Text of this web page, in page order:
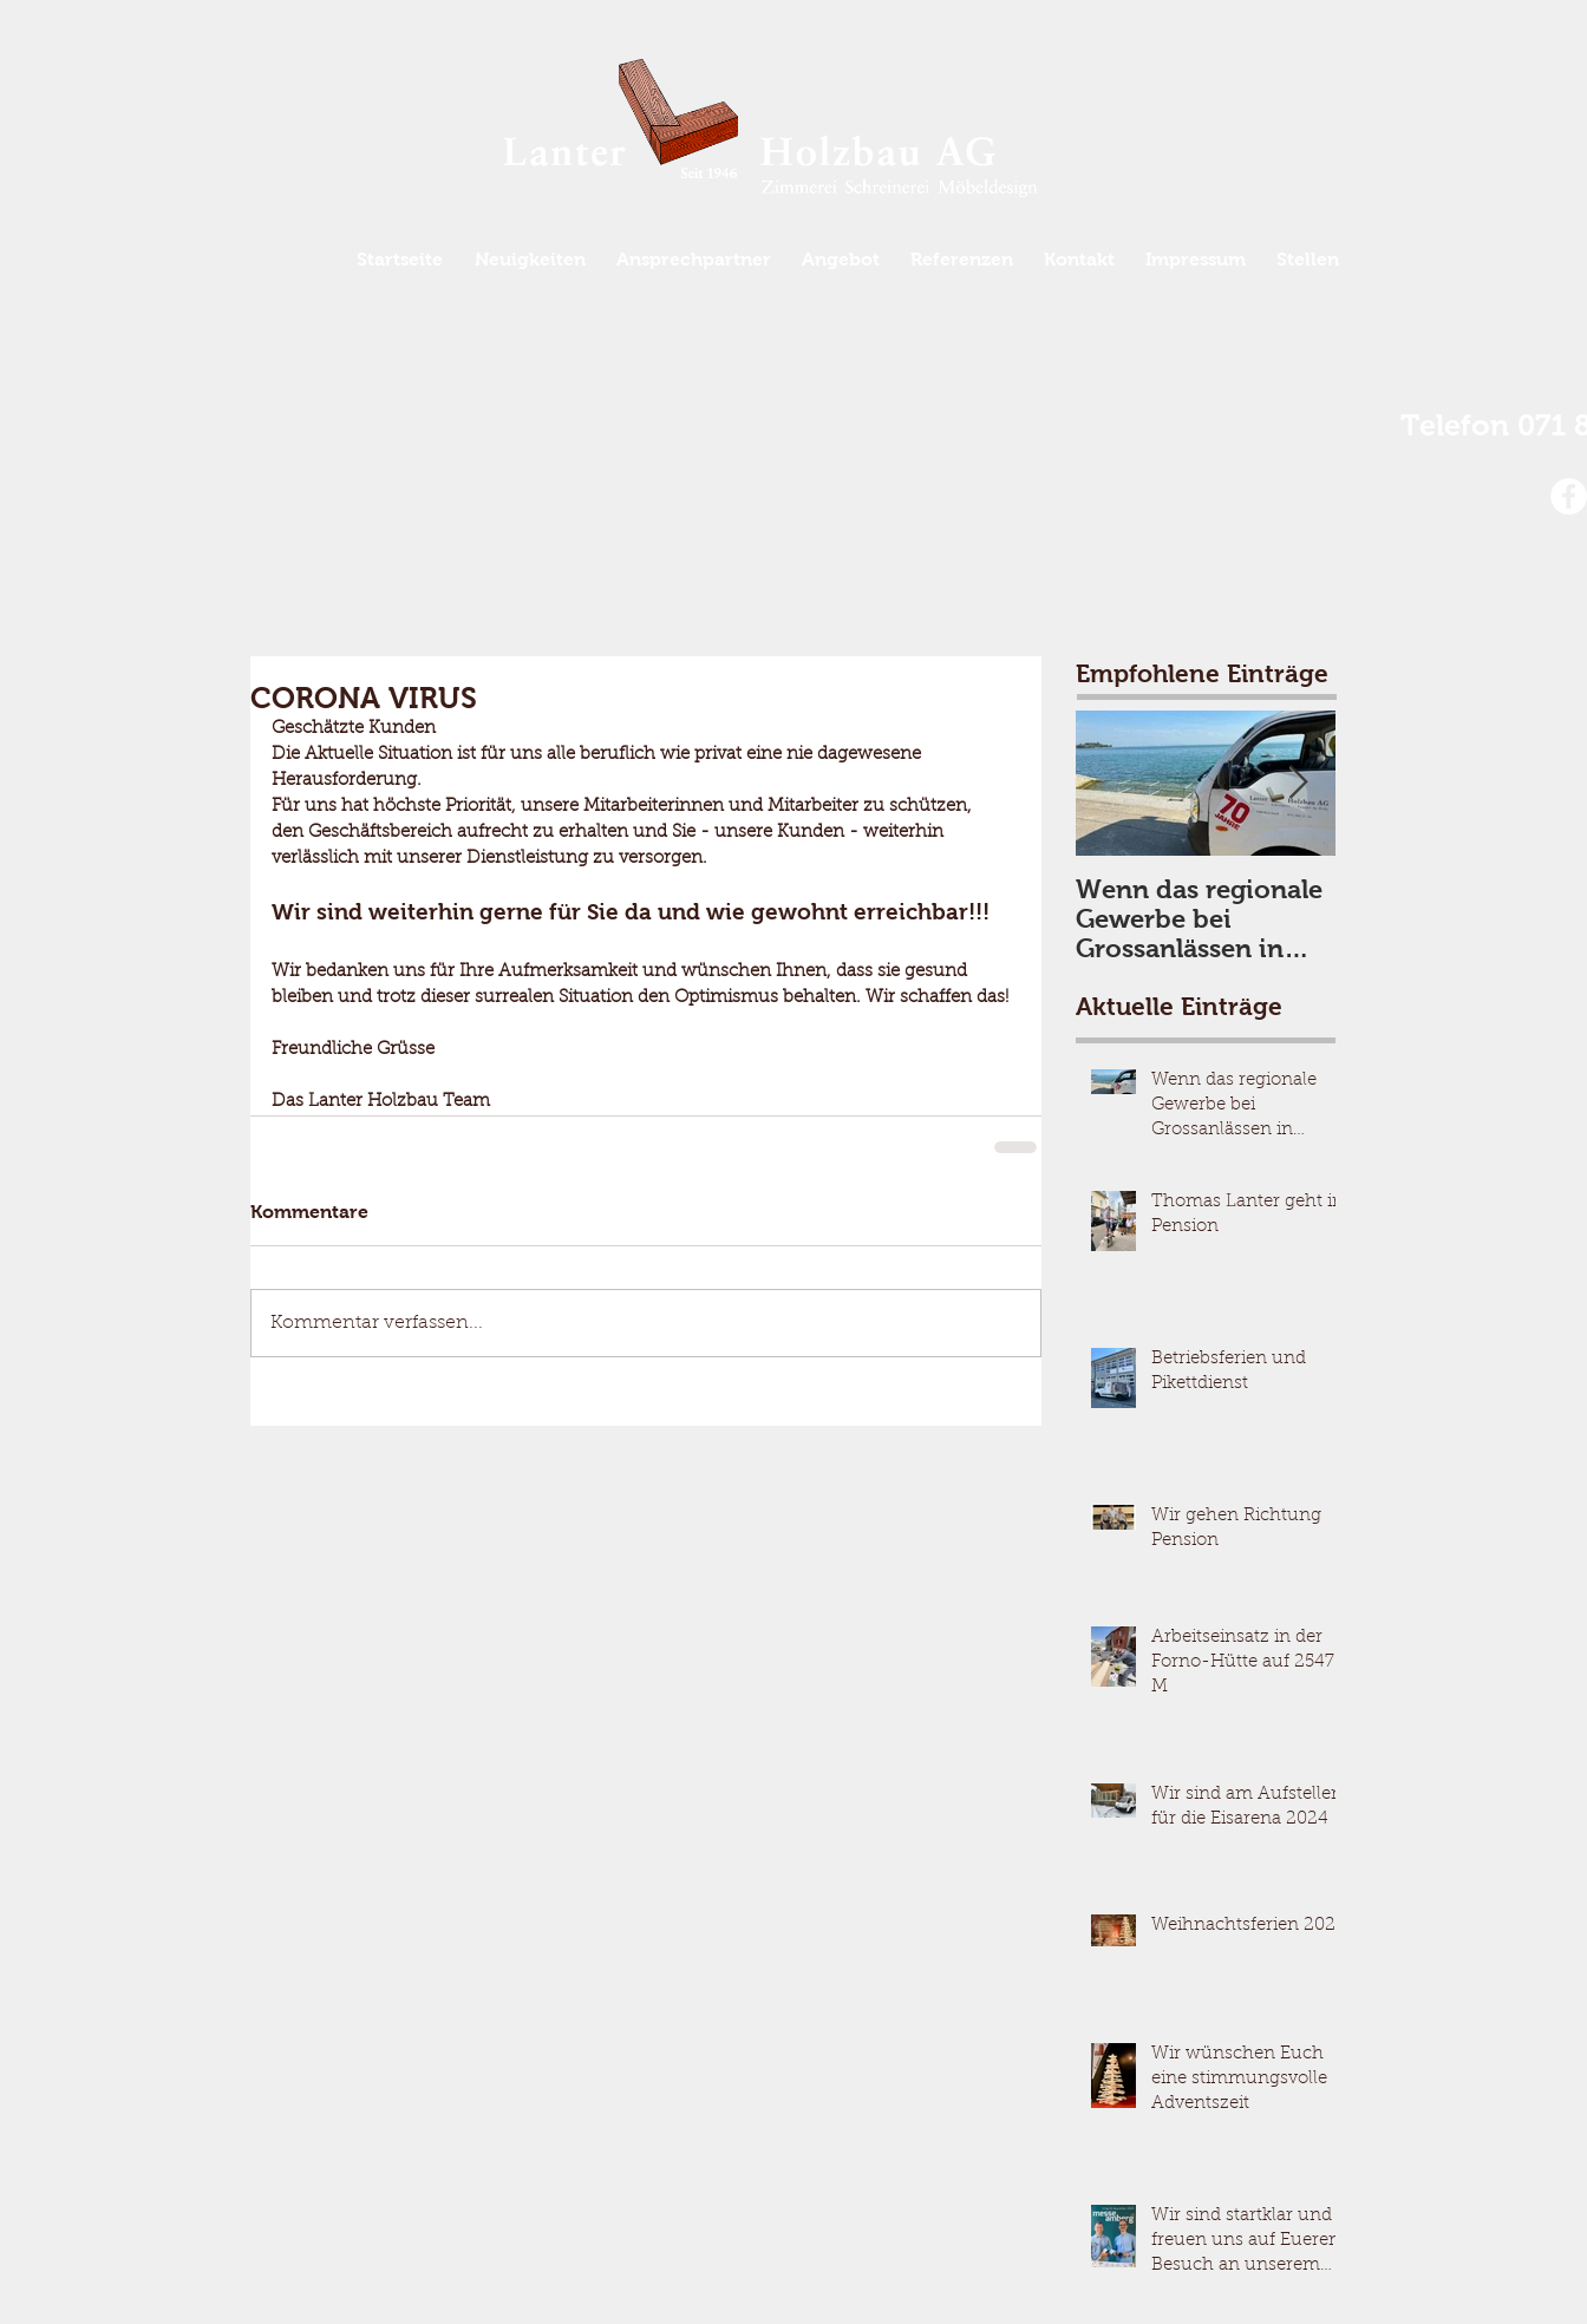
CORONA VIRUS
Geschätzte Kunden
Die Aktuelle Situation ist für uns alle beruflich wie privat eine nie dagewesene
Herausforderung.
Für uns hat höchste Priorität, unsere Mitarbeiterinnen und Mitarbeiter zu schützen,
den Geschäftsbereich aufrecht zu erhalten und Sie - unsere Kunden - weiterhin
verlässlich mit unserer Dienstleistung zu versorgen.
Wir sind weiterhin gerne für Sie da und wie gewohnt erreichbar!!!
Wir bedanken uns für Ihre Aufmerksamkeit und wünschen Ihnen, dass sie gesund
bleiben und trotz dieser surrealen Situation den Optimismus behalten. Wir schaffen das!
Freundliche Grüsse
Das Lanter Holzbau Team
Kommentare
Kommentar verfassen...
Empfohlene Einträge
Wenn das regionale
Gewerbe bei
Grossanlässen in
Aktuelle Einträge
Wenn das regionale
Gewerbe bei
Grossanlässen in
Thomas Lanter geht in
Pension
Betriebsferien und
Pikettdienst
Wir gehen Richtung
Pension
Arbeitseinsatz in der
Forno-Hütte auf 2547
M
Wir sind am Aufstellen
für die Eisarena 2024
Weihnachtsferien 2023
Wir wünschen Euch
eine stimmungsvolle
Adventszeit
Wir sind startklar und
freuen uns auf Eueren
Besuch an unserem